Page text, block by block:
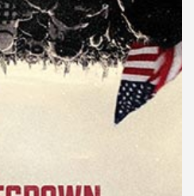
MEKAN
Paribu Cineverse Nautilus